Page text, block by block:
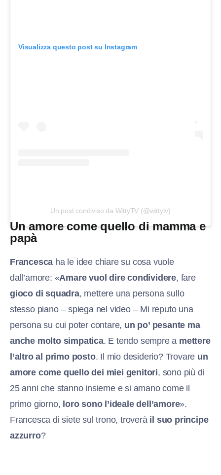
Visualizza questo post su Instagram
Un post condiviso da WittyTV (@wittytv)
Un amore come quello di mamma e
papà
Francesca ha le idee chiare su cosa vuole
dall’amore: «Amare vuol dire condividere, fare
gioco di squadra, mettere una persona sullo
stesso piano – spiega nel video – Mi reputo una
persona su cui poter contare, un po’ pesante ma
anche molto simpatica. E tendo sempre a mettere
l’altro al primo posto. Il mio desiderio? Trovare un
amore come quello dei miei genitori, sono più di
25 anni che stanno insieme e si amano come il
primo giorno, loro sono l’ideale dell’amore».
Francesca di siete sul trono, troverà il suo principe
azzurro?